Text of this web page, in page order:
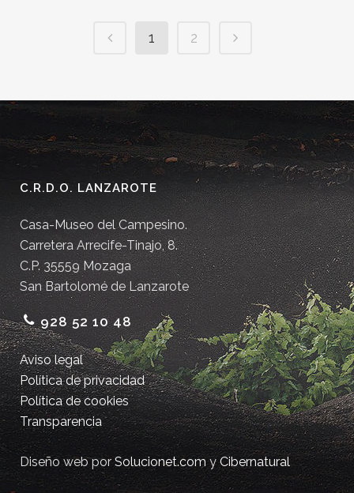
1 2
C.R.D.O. LANZAROTE
Casa-Museo del Campesino.
Carretera Arrecife-Tinajo, 8.
C.P. 35559 Mozaga
San Bartolomé de Lanzarote
928 52 10 48
Aviso legal
Política de privacidad
Política de cookies
Transparencia
Diseño web porSolucionet.com yCibernatural